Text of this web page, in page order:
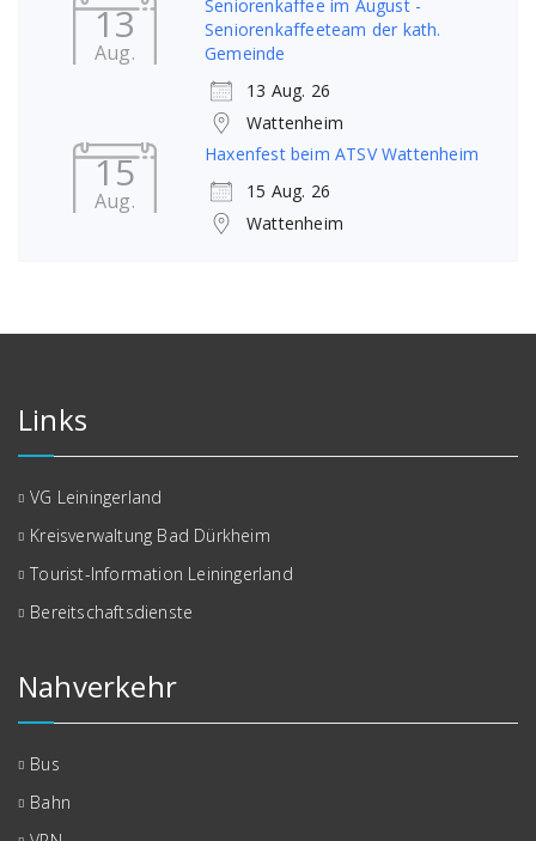
13
Aug.
Seniorenkaffee im August -
Seniorenkaffeeteam der kath.
Gemeinde
13 Aug. 26
Wattenheim
15
Aug.
Haxenfest beim ATSV Wattenheim
15 Aug. 26
Wattenheim
Links
VG Leiningerland
Kreisverwaltung Bad Dürkheim
Tourist-Information Leiningerland
Bereitschaftsdienste
Nahverkehr
Bus
Bahn